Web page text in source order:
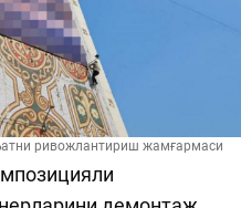
ривожлантириш жамғармаси